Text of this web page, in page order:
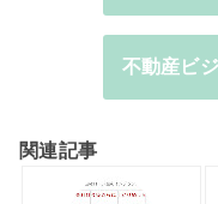
不動産ビ
関連記事